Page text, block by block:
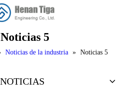
Noticias 5
Noticias de la industria » Noticias 5